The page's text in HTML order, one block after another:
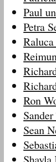
Paul
Petra
Ron
Sean